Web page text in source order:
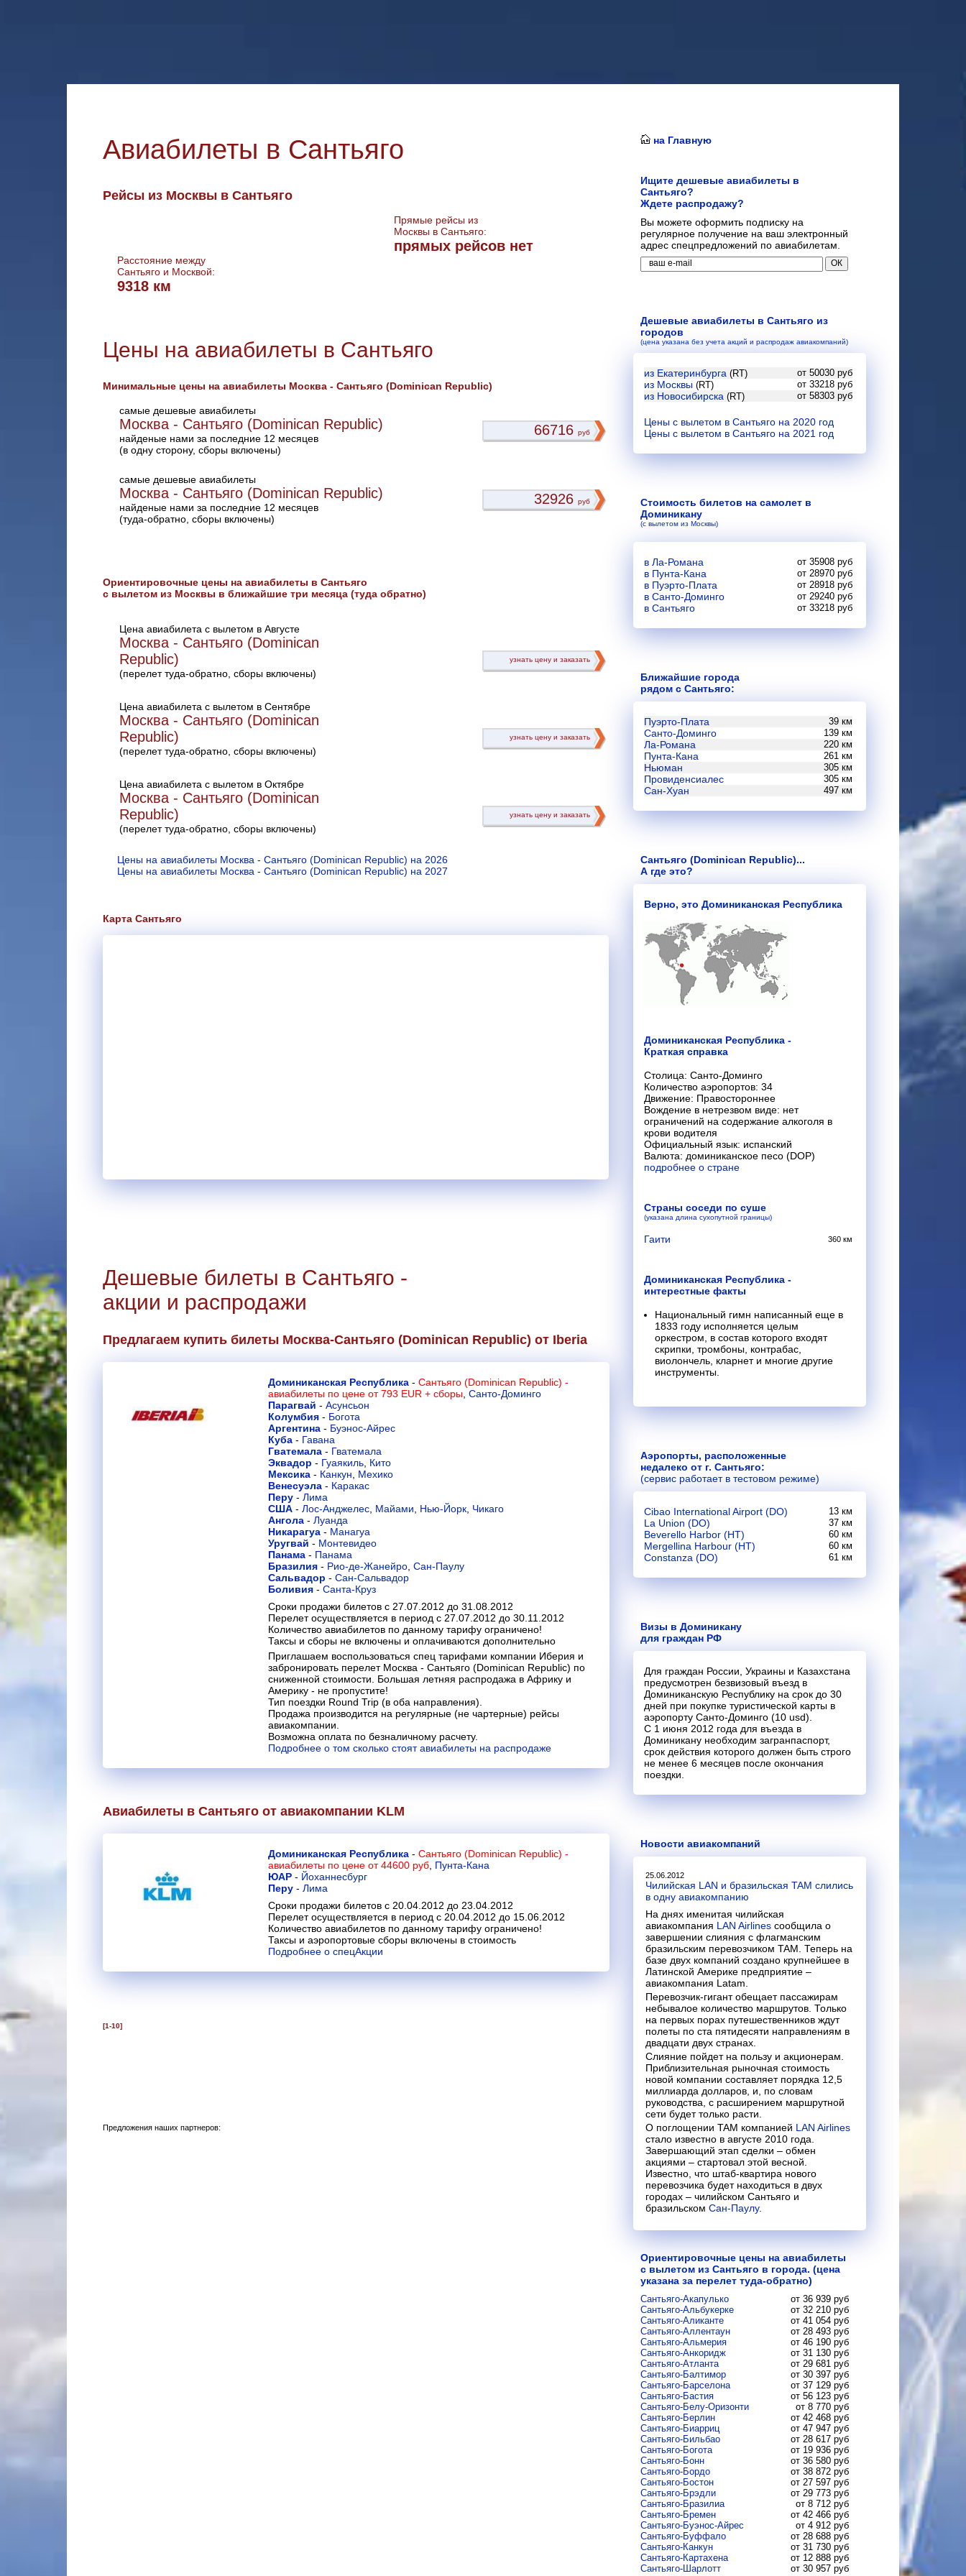
Авиабилеты в Сантьяго
Рейсы из Москвы в Сантьяго
Прямые рейсы из
Москвы в Сантьяго:
прямых рейсов нет
Расстояние между
Сантьяго и Москвой:
9318 км
Цены на авиабилеты в Сантьяго
Минимальные цены на авиабилеты Москва - Сантьяго (Dominican Republic)
самые дешевые авиабилеты
Москва - Сантьяго (Dominican Republic)
найденые нами за последние 12 месяцев
(в одну сторону, сборы включены)
66716 руб
самые дешевые авиабилеты
Москва - Сантьяго (Dominican Republic)
найденые нами за последние 12 месяцев
(туда-обратно, сборы включены)
32926 руб
Ориентировочные цены на авиабилеты в Сантьяго
с вылетом из Москвы в ближайшие три месяца (туда обратно)
Цена авиабилета с вылетом в Августе
Москва - Сантьяго (Dominican
Republic)
(перелет туда-обратно, сборы включены)
узнать цену и заказать
Цена авиабилета с вылетом в Сентябре
Москва - Сантьяго (Dominican
Republic)
(перелет туда-обратно, сборы включены)
узнать цену и заказать
Цена авиабилета с вылетом в Октябре
Москва - Сантьяго (Dominican
Republic)
(перелет туда-обратно, сборы включены)
узнать цену и заказать
Цены на авиабилеты Москва - Сантьяго (Dominican Republic) на 2026
Цены на авиабилеты Москва - Сантьяго (Dominican Republic) на 2027
Карта Сантьяго
Дешевые билеты в Сантьяго -
акции и распродажи
Предлагаем купить билеты Москва-Сантьяго (Dominican Republic) от Iberia
Доминиканская Республика - Сантьяго (Dominican Republic) -
авиабилеты по цене от 793 EUR + сборы Санто-Доминго
Парагвай - Асунсьон
Колумбия - Богота
Аргентина - Буэнос-Айрес
Куба - Гавана
Гватемала - Гватемала
Эквадор - Гуаякиль Кито
Мексика - Канкун
Мехико
Венесуэла - Каракас
Перу - Лима
США - Лос-Анджелес Майами Нью-Йорк Чикаго
Ангола - Луанда
Никарагуа - Манагуа
Уругвай - Монтевидео
Панама - Панама
Бразилия - Рио-де-Жанейро Сан-Паулу
Сальвадор - Сан-Сальвадор
Боливия - Санта-Круз
Сроки продажи билетов с 27.07.2012 до 31.08.2012
Перелет осуществляется в период с 27.07.2012 до 30.11.2012
Количество авиабилетов по данному тарифу ограничено!
Таксы и сборы не включены и оплачиваются дополнительно
Приглашаем воспользоваться спец тарифами компании Иберия и
забронировать перелет Москва - Сантьяго (Dominican Republic) по
сниженной стоимости. Большая летняя распродажа в Африку и
Америку - не пропустите!
Тип поездки Round Trip (в оба направления).
Продажа производится на регулярные (не чартерные) рейсы
авиакомпании.
Возможна оплата по безналичному расчету.
Подробнее о том сколько стоят авиабилеты на распродаже
Авиабилеты в Сантьяго от авиакомпании KLM
Доминиканская Республика - Сантьяго (Dominican Republic) -
авиабилеты по цене от 44600 руб Пунта-Кана
ЮАР - Йоханнесбург
Перу - Лима
Сроки продажи билетов с 20.04.2012 до 23.04.2012
Перелет осуществляется в период с 20.04.2012 до 15.06.2012
Количество авиабилетов по данному тарифу ограничено!
Таксы и аэропортовые сборы включены в стоимость
Подробнее о спецАкции
[1-10]
Предложения наших партнеров:
на Главную
Ищите дешевые авиабилеты в
Сантьяго?
Ждете распродажу?
Вы можете оформить подписку на
регулярное получение на ваш электронный
адрес спецпредложений по авиабилетам.
Дешевые авиабилеты в Сантьяго из
городов
(цена указана без учета акций и распродаж авиакомпаний)
из Екатеринбурга (RT) от 50030 руб
из Москвы (RT) от 33218 руб
из Новосибирска (RT) от 58303 руб
Цены с вылетом в Сантьяго на 2020 год
Цены с вылетом в Сантьяго на 2021 год
Стоимость билетов на самолет в
Доминикану
(с вылетом из Москвы)
в Ла-Романа от 35908 руб
в Пунта-Кана от 28970 руб
в Пуэрто-Плата от 28918 руб
в Санто-Доминго от 29240 руб
в Сантьяго от 33218 руб
Ближайшие города
рядом с Сантьяго:
Пуэрто-Плата 39 км
Санто-Доминго 139 км
Ла-Романа 220 км
Пунта-Кана 261 км
Ньюман 305 км
Провиденсиалес 305 км
Сан-Хуан 497 км
Сантьяго (Dominican Republic)...
А где это?
Верно, это Доминиканская Республика
Доминиканская Республика -
Краткая справка
Столица: Санто-Доминго
Количество аэропортов: 34
Движение: Правостороннее
Вождение в нетрезвом виде: нет
ограничений на содержание алкоголя в
крови водителя
Официальный язык: испанский
Валюта: доминиканское песо (DOP)
подробнее о стране
Страны соседи по суше
(указана длина сухопутной границы)
Гаити 360 км
Доминиканская Республика -
интерестные факты
Национальный гимн написанный еще в
1833 году исполняется целым
оркестром, в состав которого входят
скрипки, тромбоны, контрабас,
виолончель, кларнет и многие другие
инструменты.
Аэропорты, расположенные
недалеко от г. Сантьяго:
(сервис работает в тестовом режиме)
Cibao International Airport (DO) 13 км
La Union (DO) 37 км
Beverello Harbor (HT) 60 км
Mergellina Harbour (HT) 60 км
Constanza (DO) 61 км
Визы в Доминикану
для граждан РФ
Для граждан России, Украины и Казахстана
предусмотрен безвизовый въезд в
Доминиканскую Республику на срок до 30
дней при покупке туристической карты в
аэропорту Санто-Доминго (10 usd).
С 1 июня 2012 года для въезда в
Доминикану необходим загранпаспорт,
срок действия которого должен быть строго
не менее 6 месяцев после окончания
поездки.
Новости авиакомпаний
25.06.2012
Чилийская LAN и бразильская TAM слились
в одну авиакомпанию
На днях именитая чилийская
авиакомпания LAN Airlines сообщила о
завершении слияния с флагманским
бразильским перевозчиком TAM. Теперь на
базе двух компаний создано крупнейшее в
Латинской Америке предприятие –
авиакомпания Latam.
Перевозчик-гигант обещает пассажирам
небывалое количество маршрутов. Только
на первых порах путешественников ждут
полеты по ста пятидесяти направлениям в
двадцати двух странах.
Слияние пойдет на пользу и акционерам.
Приблизительная рыночная стоимость
новой компании составляет порядка 12,5
миллиарда долларов, и, по словам
руководства, с расширением маршрутной
сети будет только расти.
О поглощении TAM компанией LAN Airlines
стало известно в августе 2010 года.
Завершающий этап сделки – обмен
акциями – стартовал этой весной.
Известно, что штаб-квартира нового
перевозчика будет находиться в двух
городах – чилийском Сантьяго и
бразильском Сан-Паулу.
Ориентировочные цены на авиабилеты
с вылетом из Сантьяго в города. (цена
указана за перелет туда-обратно)
Сантьяго-Акапулько
от 36 939 руб
Сантьяго-Альбукерке
от 32 210 руб
Сантьяго-Аликанте
от 41 054 руб
Сантьяго-Аллентаун
от 28 493 руб
Сантьяго-Альмерия
от 46 190 руб
Сантьяго-Анкоридж
от 31 130 руб
Сантьяго-Атланта
от 29 681 руб
Сантьяго-Балтимор
от 30 397 руб
Сантьяго-Барселона
от 37 129 руб
Сантьяго-Бастия
от 56 123 руб
Сантьяго-Белу-Оризонти
от 8 770 руб
Сантьяго-Берлин
от 42 468 руб
Сантьяго-Биарриц
от 47 947 руб
Сантьяго-Бильбао
от 28 617 руб
Сантьяго-Богота
от 19 936 руб
Сантьяго-Бонн
от 36 580 руб
Сантьяго-Бордо
от 38 872 руб
Сантьяго-Бостон
от 27 597 руб
Сантьяго-Брэдли
от 29 773 руб
Сантьяго-Бразилиа
от 8 712 руб
Сантьяго-Бремен
от 42 466 руб
Сантьяго-Буэнос-Айрес
от 4 912 руб
Сантьяго-Буффало
от 28 688 руб
Сантьяго-Канкун
от 31 730 руб
Сантьяго-Картахена
от 12 888 руб
Сантьяго-Шарлотт
от 30 957 руб